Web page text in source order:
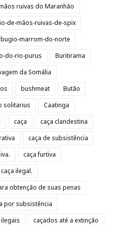
ruivas do Maranhão
de-mãos-ruivas-de-spix
bugio-marrom-do-norte
do-rio-purus
Buritirama
da Somália
bushmeat
Butão
solitarius
Caatinga
caça
caça clandestina
caça de subsistência
caça furtiva
caça ilegal.
obtenção de suas penas
por subsistência
caçados até a extinção